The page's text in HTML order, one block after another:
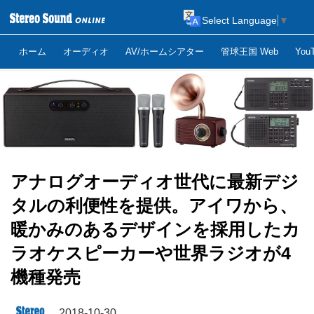
ホーム オーディオ AV/ホームシアター 管球王国 Web
Select Language ▼
アナログオーディオ世代に最新デジ
タルの利便性を提供。アイワから、
暖かみのあるデザインを採用したカ
ラオケスピーカーや世界ラジオが4
機種発売